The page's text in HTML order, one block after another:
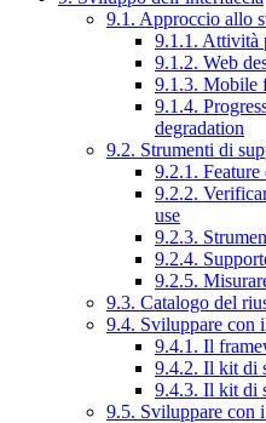
9.1. Approccio allo
9.1.1. Attività
9.1.2. Web
9.1.3. Mobile
9.1.4.
degradation
9.2. Strumenti di
9.2.1. Feature
9.2.2.
use
9.2.3.
9.2.4.
9.2.5.
9.3. Catalogo del
9.4. Sviluppare con
9.4.1. Il
9.4.2. Il kit di
9.4.3. Il kit di
9.5. Sviluppare con